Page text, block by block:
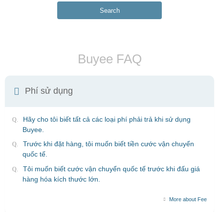
Search
Buyee FAQ
Phí sử dụng
Hãy cho tôi biết tất cả các loại phí phải trả khi sử dụng
Buyee.
Trước khi đặt hàng, tôi muốn biết tiền cước vận chuyển
quốc tế.
Tôi muốn biết cước vận chuyển quốc tế trước khi đấu giá
hàng hóa kích thước lớn.
More about Fee